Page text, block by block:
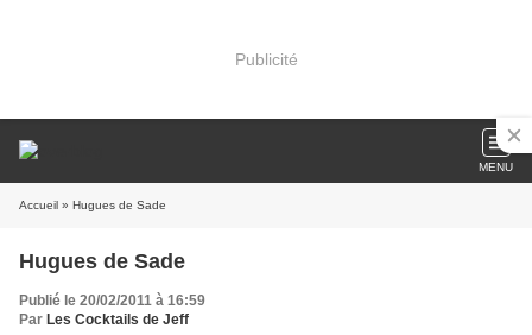
Publicité
MENU
Accueil » Hugues de Sade
Hugues de Sade
Publié le 20/02/2011 à 16:59
Par Les Cocktails de Jeff